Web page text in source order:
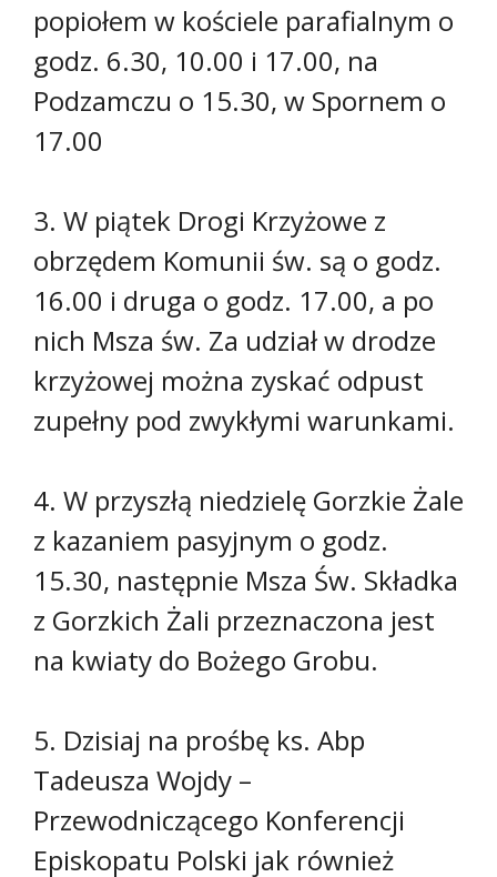
popiołem w kościele parafialnym o
godz. 6.30, 10.00 i 17.00, na
Podzamczu o 15.30, w Spornem o
17.00
3. W piątek Drogi Krzyżowe z
obrzędem Komunii św. są o godz.
16.00 i druga o godz. 17.00, a po
nich Msza św. Za udział w drodze
krzyżowej można zyskać odpust
zupełny pod zwykłymi warunkami.
4. W przyszłą niedzielę Gorzkie Żale
z kazaniem pasyjnym o godz.
15.30, następnie Msza Św. Składka
z Gorzkich Żali przeznaczona jest
na kwiaty do Bożego Grobu.
5. Dzisiaj na prośbę ks. Abp
Tadeusza Wojdy –
Przewodniczącego Konferencji
Episkopatu Polski jak również